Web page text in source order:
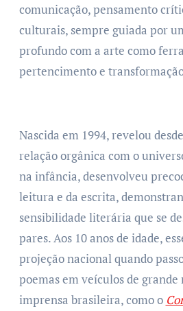
comunicação, pensamento
culturais, sempre guiada por
profundo com a arte como
pertencimento e
Nascida em 1994, revelou
relação orgânica com o
na infância, desenvolveu
leitura e da escrita,
sensibilidade literária que se
pares. Aos 10 anos de idade,
projeção nacional quando
poemas em veículos de grande
imprensa brasileira, como o